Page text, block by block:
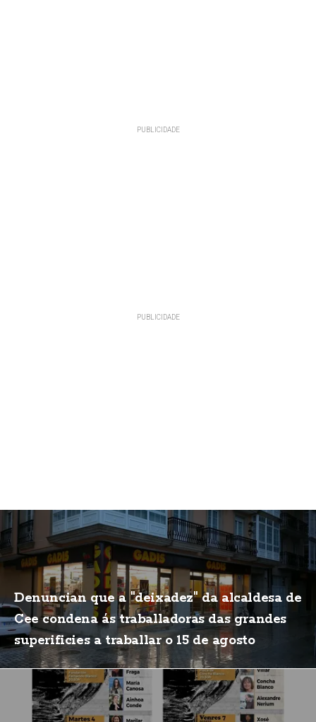
Denuncian que a "deixadez" da alcaldesa de
Cee condena ás traballadoras das grandes
superificies a traballar o 15 de agosto